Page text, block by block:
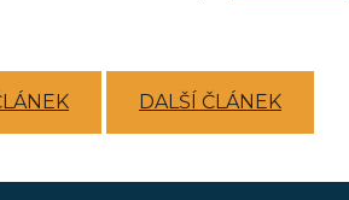
DALŠÍ ČLÁNEK